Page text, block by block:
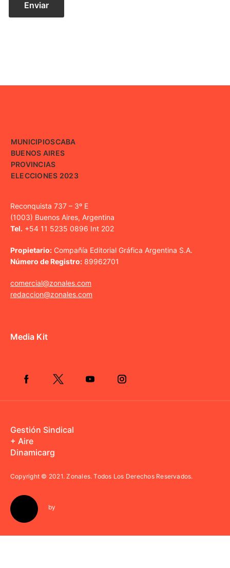
MUNICIPIOSCABA
BUENOS AIRES
PROVINCIAS
ELECCIONES 2023
Reconquista 737 – 3º E
(1003) Buenos Aires, Argentina
Tel. +54 11 5235 0896 Int 202
Propietario: Compañía Editorial Gráfica Argentina S.A.
Número de Registro: 89962701
comercial@zonales.com
redaccion@zonales.com
Media Kit
Gestión Sindical
+ Aire
Dinamicarg
Copyright © 2021.Zonales. Todos Los Derechos Reservados.
by